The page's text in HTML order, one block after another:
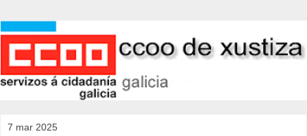
7 mar 2025